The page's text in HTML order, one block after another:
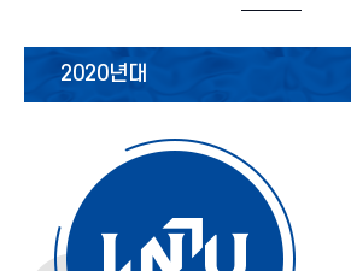
2020년대
2010년대
2000년대